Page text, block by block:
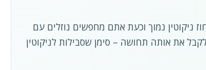
ניקוטין נמוך וכעת אתם מחפשים נוזלים עם
את אותה תחושה – סימן שסבילות לניקוטין